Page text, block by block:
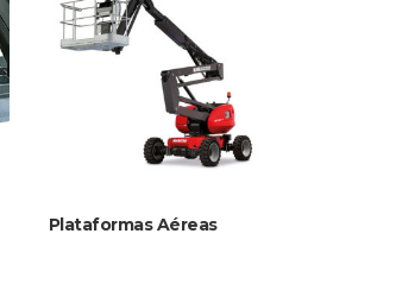
Plataformas Aéreas